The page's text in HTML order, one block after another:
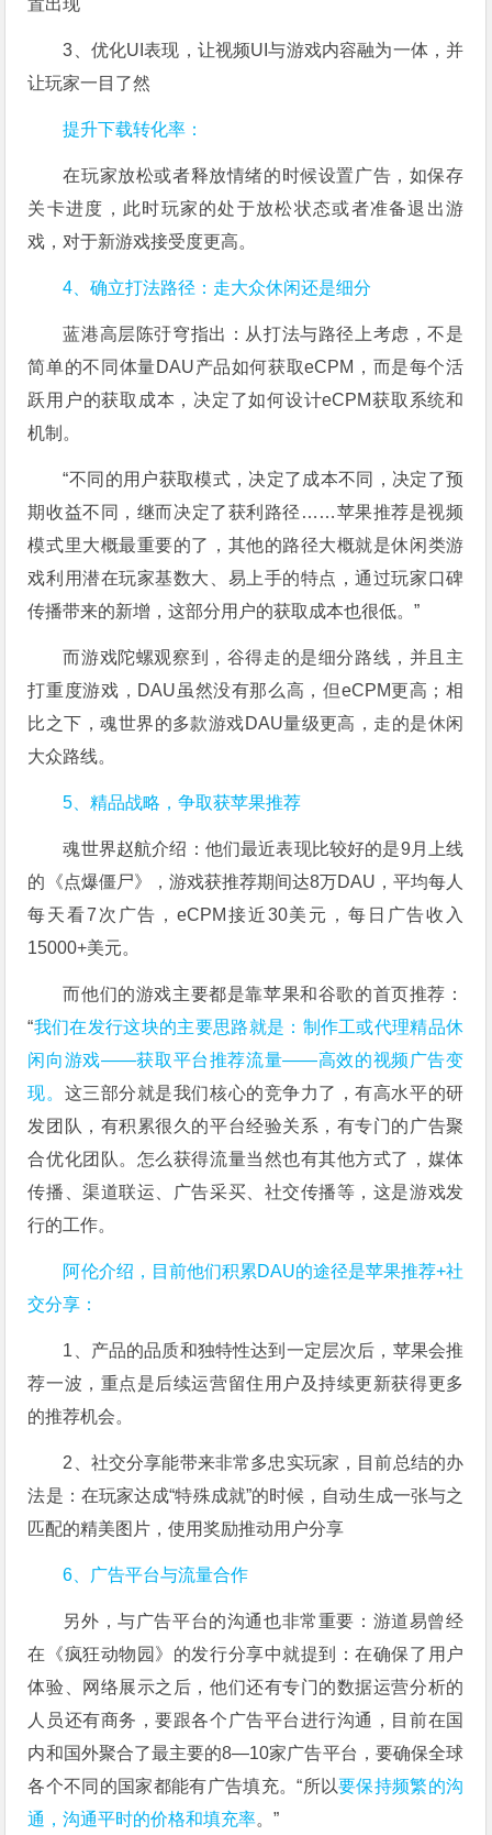
置出现
3、优化UI表现，让视频UI与游戏内容融为一体，并
让玩家一目了然
提升下载转化率：
在玩家放松或者释放情绪的时候设置广告，如保存
关卡进度，此时玩家的处于放松状态或者准备退出游
戏，对于新游戏接受度更高。
4、确立打法路径：走大众休闲还是细分
蓝港高层陈弙穹指出：从打法与路径上考虑，不是
简单的不同体量DAU产品如何获取eCPM，而是每个活
跃用户的获取成本，决定了如何设计eCPM获取系统和
机制。
“不同的用户获取模式，决定了成本不同，决定了预
期收益不同，继而决定了获利路径……苹果推荐是视频
模式里大概最重要的了，其他的路径大概就是休闲类游
戏利用潜在玩家基数大、易上手的特点，通过玩家口碑
传播带来的新增，这部分用户的获取成本也很低。”
而游戏陀螺观察到，谷得走的是细分路线，并且主
打重度游戏，DAU虽然没有那么高，但eCPM更高；相
比之下，魂世界的多款游戏DAU量级更高，走的是休闲
大众路线。
5、精品战略，争取获苹果推荐
魂世界赵航介绍：他们最近表现比较好的是9月上线
的《点爆僵尸》，游戏获推荐期间达8万DAU，平均每人
每天看7次广告，eCPM接近30美元，每日广告收入
15000+美元。
而他们的游戏主要都是靠苹果和谷歌的首页推荐：
“我们在发行这块的主要思路就是：制作工或代理精品休
闲向游戏——获取平台推荐流量——高效的视频广告变
现。 这三部分就是我们核心的竞争力了，有高水平的研
发团队，有积累很久的平台经验关系，有专门的广告聚
合优化团队。怎么获得流量当然也有其他方式了，媒体
传播、渠道联运、广告采买、社交传播等，这是游戏发
行的工作。
阿伦介绍，目前他们积累DAU的途径是苹果推荐+社
交分享：
1、产品的品质和独特性达到一定层次后，苹果会推
荐一波，重点是后续运营留住用户及持续更新获得更多
的推荐机会。
2、社交分享能带来非常多忠实玩家，目前总结的办
法是：在玩家达成“特殊成就”的时候，自动生成一张与之
匹配的精美图片，使用奖励推动用户分享
6、广告平台与流量合作
另外，与广告平台的沟通也非常重要：游道易曾经
在《疯狂动物园》的发行分享中就提到：在确保了用户
体验、网络展示之后，他们还有专门的数据运营分析的
人员还有商务，要跟各个广告平台进行沟通，目前在国
内和国外聚合了最主要的8—10家广告平台，要确保全球
各个不同的国家都能有广告填充。“所以要保持频繁的沟
通，沟通平时的价格和填充率。”